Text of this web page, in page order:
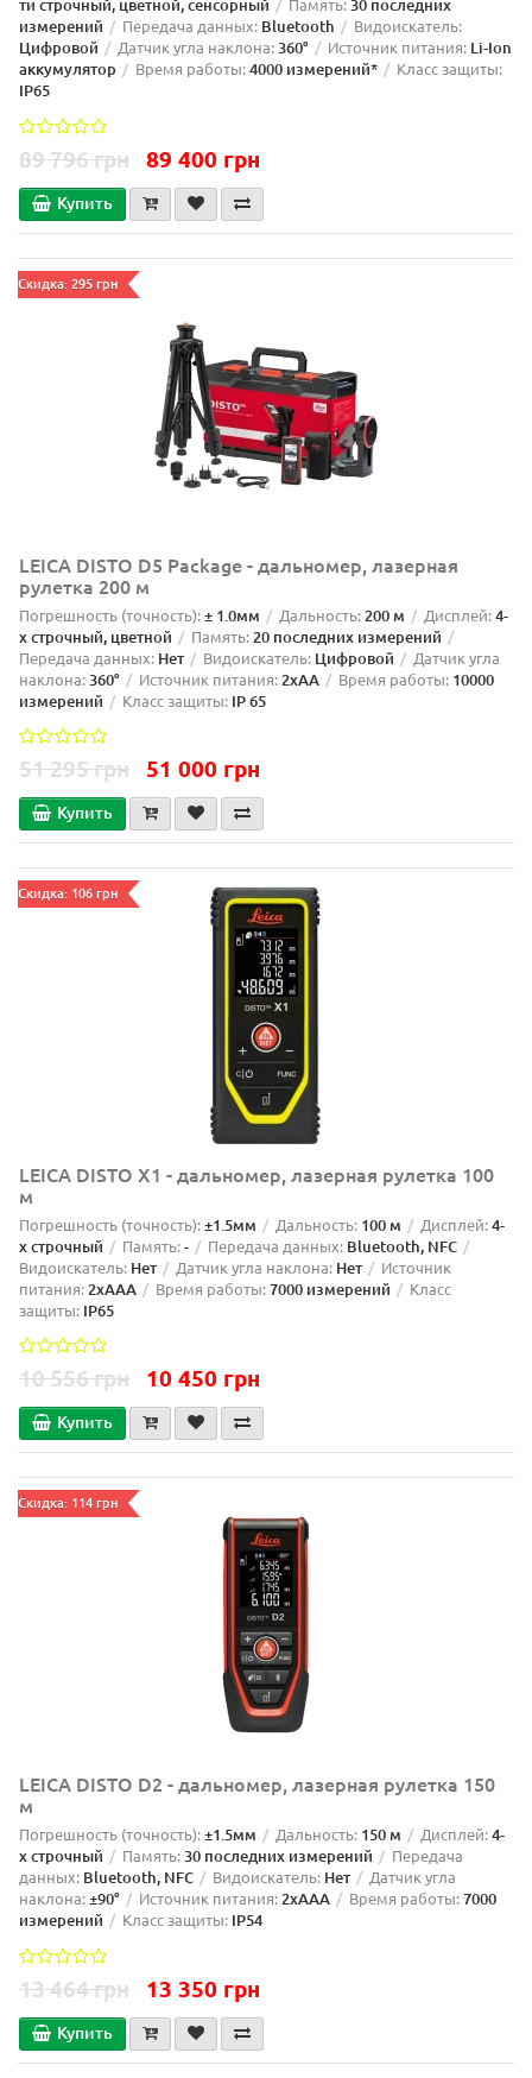
ти строчный, цветной, сенсорный Память:30 последних
измерений
Передача данных: Bluetooth Видоискатель:
Цифровой Датчик угла наклона:360° Источник питания: Li-Ion
аккумулятор
Время работы:4000 измерений* Класс защиты:
IP65
89 796 грн 89 400 грн
Купить
Скидка: 295 грн
LEICA DISTO D5 Package - дальномер, лазерная
рулетка 200 м
Погрешность (точность):± 1.0мм Дальность: 200 м Дисплей:4-
х строчный, цветной
Память: 20 последних измерений
Передача данных: Нет Видоискатель: Цифровой
Датчик угла
наклона: 360° Источник питания: 2xAA Время работы: 10000
измерений
Класс защиты: IP 65
51 295 грн 51 000 грн
Купить
Скидка: 106 грн
LEICA DISTO X1 - дальномер, лазерная рулетка 100
м
Погрешность (точность):±1.5мм Дальность: 100 м Дисплей:4-
х строчный
Память:- Передача данных: Bluetooth, NFC
Видоискатель: Нет Датчик угла наклона: Нет
Источник
питания:2xAAA Время работы:7000 измерений
Класс
защиты: IP65
10 556 грн 10 450 грн
Купить
Скидка: 114 грн
LEICA DISTO D2 - дальномер, лазерная рулетка 150
м
Погрешность (точность):±1.5мм Дальность: 150 м Дисплей:4-
х строчный
Память:30 последних измерений
Передача
данных: Bluetooth, NFC Видоискатель: Нет
Датчик угла
наклона:±90° Источник питания:2xAAA Время работы:7000
измерений
Класс защиты: IP54
13 464 грн 13 350 грн
Купить